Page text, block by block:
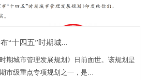
“十四五”时期城...
时期城市管理发展规划》日前面世。该规划是
市级重点专项规划之一，是...